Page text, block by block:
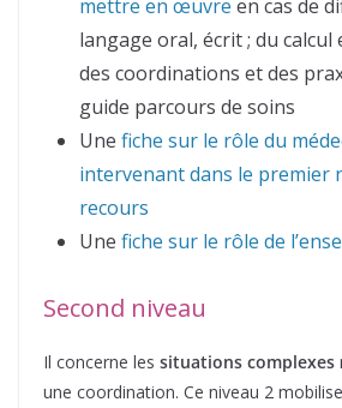
mettre en œuvre en cas de
langage oral, écrit ; du calcul
des coordinations et des
guide parcours de soins
Une fiche sur le rôle du
intervenant dans le premier
recours
Une fiche sur le rôle de
Second niveau
Il concerne les situations complexes
une coordination. Ce niveau 2